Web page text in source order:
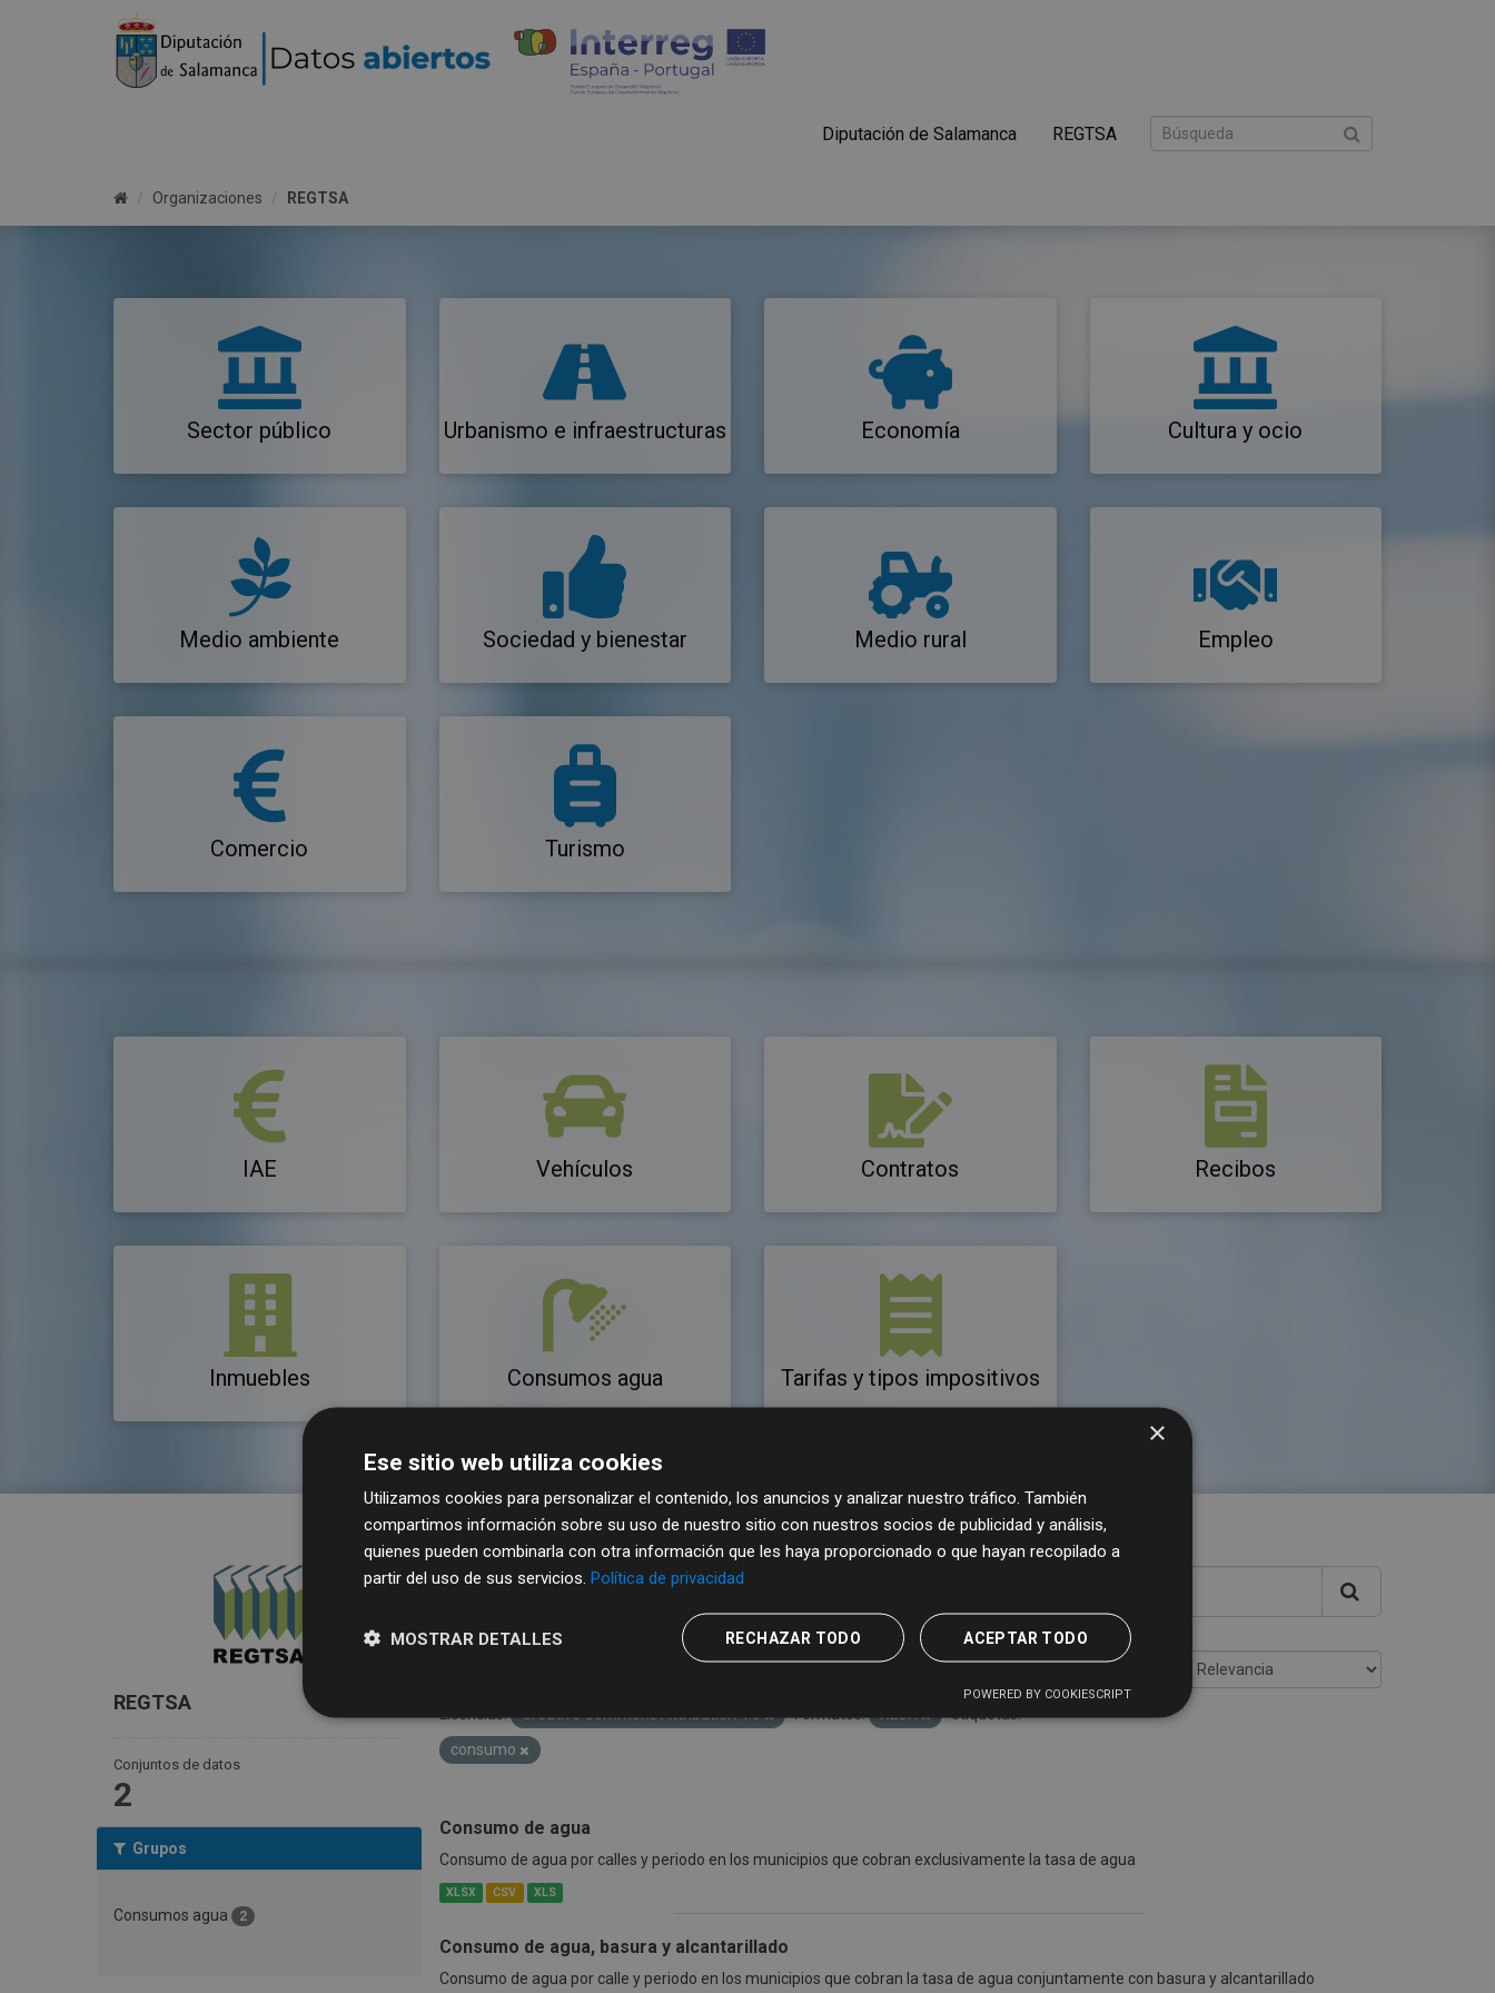
Diputación de Salamanca REGTSA
Organizaciones REGTSA
Sector público Urbanismo e infraestructuras Economía Cultura y ocio
Medio ambiente Sociedad y bienestar Medio rural Empleo
Comercio Turismo
IAE Vehículos Contratos Recibos
Inmuebles Consumos agua Tarifas y tipos impositivos
REGTSA
Conjuntos de datos
2
Grupos
Consumos agua 2
2 conjuntos de datos encontrados
Licencias: Creative Commons Attribution 4.0 Formatos: XLSX
etiquetas:
consumo
Consumo de agua
Consumo de agua por calles y periodo en los municipios que cobran exclusivamente la tasa de agua
XLSX CSV XLS
Consumo de agua, basura y alcantarillado
Consumo de agua por calle y periodo en los municipios que cobran la tasa de agua conjuntamente con basura y alcantarillado
×
Ese sitio web utiliza cookies
Utilizamos cookies para personalizar el contenido, los anuncios y analizar nuestro tráfico. También
compartimos información sobre su uso de nuestro sitio con nuestros socios de publicidad y análisis,
quienes pueden combinarla con otra información que les haya proporcionado o que hayan recopilado a
partir del uso de sus servicios. Política de privacidad
ACEPTAR TODO
RECHAZAR TODO
MOSTRAR DETALLES
POWERED BY COOKIESCRIPT